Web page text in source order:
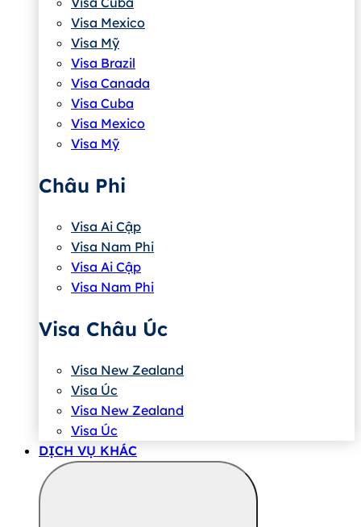
Visa Mexico
Visa Mỹ
Visa Brazil
Visa Canada
Visa Cuba
Visa Mexico
Visa Mỹ
Châu Phi
Visa Ai Cập
Visa Nam Phi
Visa Ai Cập
Visa Nam Phi
Visa Châu Úc
Visa New Zealand
Visa Úc
Visa New Zealand
Visa Úc
DỊCH VỤ KHÁC